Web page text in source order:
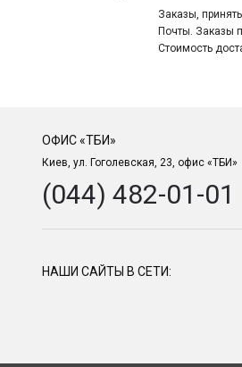
Заказы,
Почты. Заказы
Стоимость
ОФИС «ТБИ»
Киев, ул. Гоголевская, 23, офис «ТБИ»
(044) 482-01-01
НАШИ САЙТЫ В СЕТИ: